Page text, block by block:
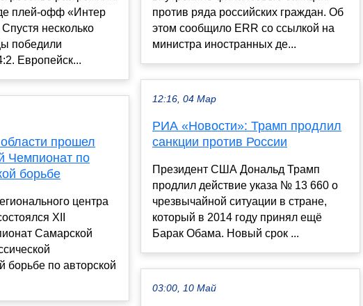
плей-офф «Интер
несколько
победили
Европейск...
прошел
Чемпионат по
борьбе
центра
XII
Самарской
борьбе по авторской
против ряда российских граждан. Об
этом сообщило ERR со ссылкой на
министра иностранных де...
12:16, 04 Мар
РИА «Новости»: Трамп продлил
санкции против России
Президент США Дональд Трамп
продлил действие указа № 13 660 о
чрезвычайной ситуации в стране,
который в 2014 году принял ещё
Барак Обама. Новый срок ...
03:00, 10 Май